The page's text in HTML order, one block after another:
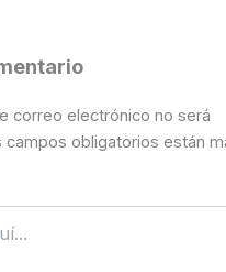
correo electrónico no será
campos obligatorios están